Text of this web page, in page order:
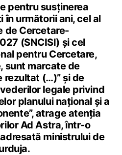
pentru susținerea
în următorii ani, cel al
de Cercetare-
(SNCISI) și cel
pentru Cercetare,
sunt marcate de
rezultat (…)” și de
legale privind
planului național și a
atrage atenția
Ad Astra, într-o
ministrului de